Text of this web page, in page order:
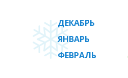
ДЕКАБРЬ
ЯНВАРЬ
ФЕВРАЛЬ